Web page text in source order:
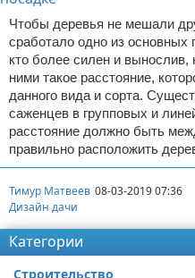
Чтобы деревья не мешали
сработало одно из основных
кто более силен и
ними такое расстояние,
данного вида и сорта.
саженцев в групповых и
расстояние должно быть
правильно расположить
Тимур Матвеев 08-03-2019 07:36
Дизайн дачи
Категории
Строительство